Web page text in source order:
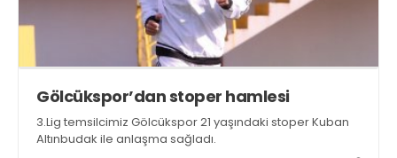
Gölcükspor’dan stoper hamlesi
3.Lig temsilcimiz Gölcükspor 21 yaşındaki stoper Kuban
Altınbudak ile anlaşma sağladı.